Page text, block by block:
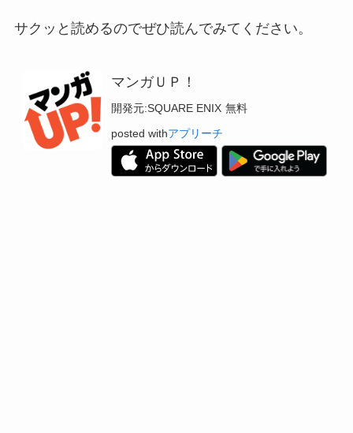
サクッと読めるのでぜひ読んでみてください。
マンガＵＰ！
開発元:SQUARE ENIX 無料
posted withアプリーチ